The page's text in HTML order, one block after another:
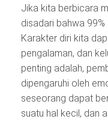
Jika kita berbicara
disadari bahwa
Karakter diri kita
pengalaman, dan
penting adalah,
dipengaruhi oleh
seseorang dapat
suatu hal kecil, dan